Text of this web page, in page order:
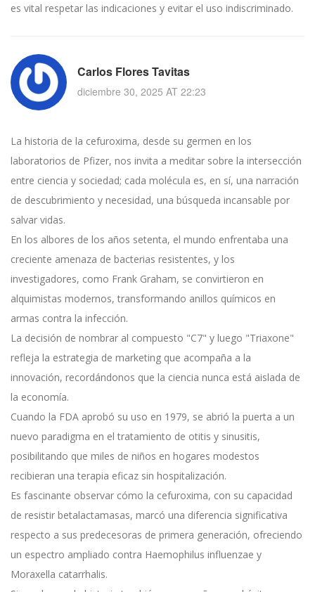
es vital respetar las indicaciones y evitar el uso indiscriminado.
Carlos Flores Tavitas
diciembre 30, 2025 AT 22:23
La historia de la cefuroxima, desde su germen en los
laboratorios de Pfizer, nos invita a meditar sobre la intersección
entre ciencia y sociedad; cada molécula es, en sí, una narración
de descubrimiento y necesidad, una búsqueda incansable por
salvar vidas.
En los albores de los años setenta, el mundo enfrentaba una
creciente amenaza de bacterias resistentes, y los
investigadores, como Frank Graham, se convirtieron en
alquimistas modernos, transformando anillos químicos en
armas contra la infección.
La decisión de nombrar al compuesto "C7" y luego "Triaxone"
refleja la estrategia de marketing que acompaña a la
innovación, recordándonos que la ciencia nunca está aislada de
la economía.
Cuando la FDA aprobó su uso en 1979, se abrió la puerta a un
nuevo paradigma en el tratamiento de otitis y sinusitis,
posibilitando que miles de niños en hogares modestos
recibieran una terapia eficaz sin hospitalización.
Es fascinante observar cómo la cefuroxima, con su capacidad
de resistir betalactamasas, marcó una diferencia significativa
respecto a sus predecesoras de primera generación, ofreciendo
un espectro ampliado contra Haemophilus influenzae y
Moraxella catarrhalis.